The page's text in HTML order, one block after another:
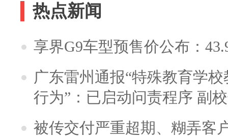
热点新闻
享界G9车型预售价公布：
广东雷州通报“特殊教育学
行为”：已启动问责程序 副
被传交付严重超期、糊弄客